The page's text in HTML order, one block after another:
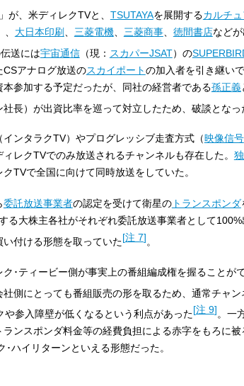
が、米ディレクTVと、 TSUTAYAを展開するカルチ
、 大日本印刷 三菱電機、 三菱商事、 徳間書店などが
送には宇宙通信（現： スカパーJSAT）の
CSアナログ放送のスカイポートの加入者を引き継い
本参加する予定だったが、同社の経営者である孫正義
社長）が出資比率を巡って対立したため、破談となっ
ンタラクTV）やプログレッシブ走査方式（映像信号
レクTVでのみ放送されるチャンネルも存在した。
クTVで全国に向けて同時放送をしていた。
委託放送事業者の認定を受けて衛星のトランスポンダ
る大株主各社がそれぞれ委託放送事業者として
付ける形態を取っていた[注 7]。
･ティービー側が事実上の番組編成権を握ることが
側にとっても番組販売の形を取るため、通常チャ
参入障壁が低くなるという利点があった[注 9]。一
ンスポンダ料金等の経費負担による赤字をもろに
ハイリターンといえる形態だった。